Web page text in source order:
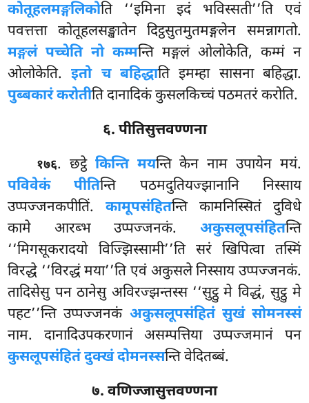
कोतूहलमङ्गलिकोति ‘‘इमिना इदं भविस्सती’’ति एवं
पवत्तत्ता कोतूहलसङ्खातेन दिट्ठसुतमुतमङ्गलेन समन्नागतो.
मङ्गलं पच्चेति नो कम्मन्ति मङ्गलं ओलोकेति, कम्मं न
ओलोकेति.इतो च बहिद्धाति इमम्हा सासना बहिद्धा.
पुब्बकारं करोतीति दानादिकं कुसलकिच्चं पठमतरं करोति.
६. पीतिसुत्तवण्णना
१७६. छट्ठे किन्ति मयन्ति केन नाम उपायेन मयं.
पविवेकं पीतिन्ति पठमदुतियज्झानानि निस्साय
उप्पज्जनकपीतिं.कामूपसंहितन्ति कामनिस्सितं दुविधे
कामे आरब्भ उप्पज्जनकं. अकुसलूपसंहितन्ति
‘‘मिगसूकरादयो विज्झिस्सामी’’ति सरं खिपित्वा तस्मिं
विरद्धे ‘‘विरद्धं मया’’ति एवं अकुसले निस्साय उप्पज्जनकं.
तादिसेसु पन ठानेसु अविरज्झन्तस्स ‘‘सुट्ठु मे विद्धं, सुट्ठु मे
पहट’’न्ति उप्पज्जनकं अकुसलूपसंहितं सुखं सोमनस्सं
नाम. दानादिउपकरणानं असम्पत्तिया उप्पज्जमानं पन
कुसलूपसंहितं दुक्खं दोमनस्सन्ति वेदितब्बं.
७. वणिज्जासुत्तवण्णना